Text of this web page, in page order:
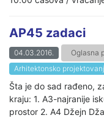
AP45 zadaci
04.03.2016. Oglasna
Arhitektonsko
Šta je do sad rađeno,
kraju: 1. A3-najranije
prostor 2. A4 Džejn